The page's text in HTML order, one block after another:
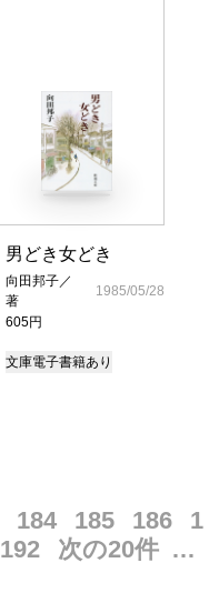
男どき女どき
向田邦子／
著
605円
1985/05/28
文庫電子書籍あり
184 185 186
1
192 次の20件 …